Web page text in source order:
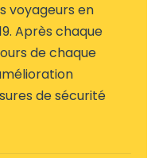
voyageurs en
Après chaque
de chaque
de sécurité